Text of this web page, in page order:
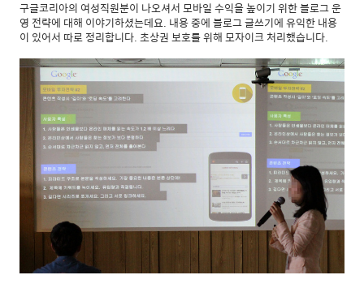
구글코리아의 여성직원분이 나오셔서 모바일 수익을 높이기 위한 블로그 운
영 전략에 대해 이야기하셨는데요. 내용 중에 블로그 글쓰기에 유익한 내용
이 있어서 따로 정리합니다. 초상권 보호를 위해 모자이크 처리했습니다.